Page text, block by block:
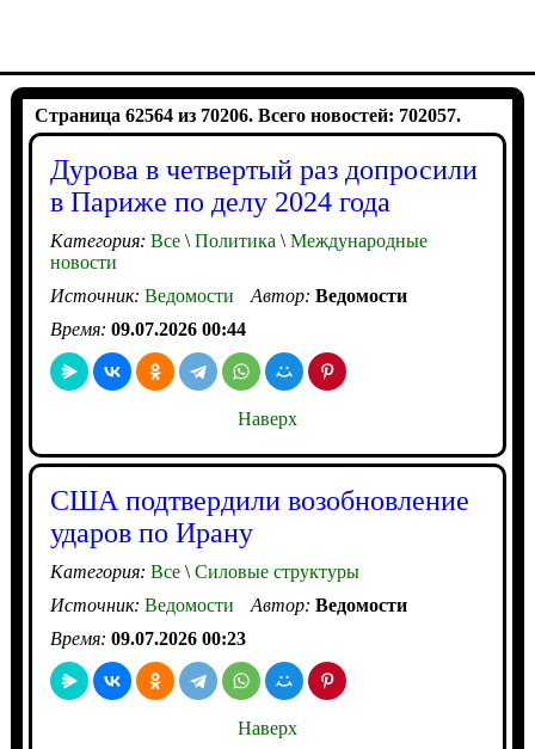
Страница 62564 из 70206. Всего новостей: 702057.
Дурова в четвертый раз допросили
в Париже по делу 2024 года
Категория: Все\Политика \Международные
новости
Источник: Ведомости Автор: Ведомости
Время: 09.07.2026 00:44
Наверх
США подтвердили возобновление
ударов по Ирану
Категория: Все\Силовые структуры
Источник: Ведомости Автор: Ведомости
Время: 09.07.2026 00:23
Наверх